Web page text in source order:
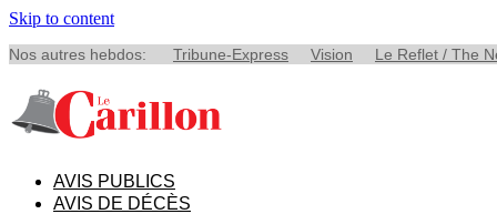
Skip to content
Nos autres hebdos: Tribune-Express Vision Le Reflet / The
AVIS PUBLICS
AVIS DE DÉCÈS